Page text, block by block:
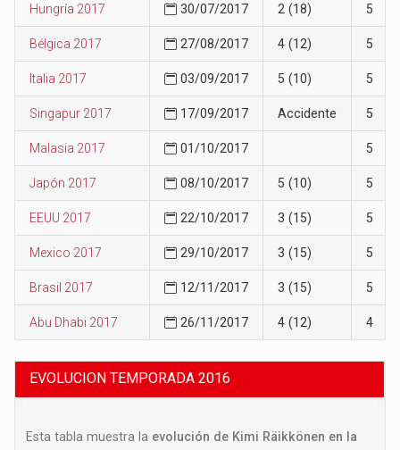
Hungría 2017 30/07/2017 2 (18) 5
Bélgica 2017 27/08/2017 4 (12) 5
Italia 2017 03/09/2017 5 (10) 5
Singapur 2017 17/09/2017 Accidente 5
Malasia 2017 01/10/2017 5
Japón 2017 08/10/2017 5 (10) 5
EEUU 2017 22/10/2017 3 (15) 5
Mexico 2017 29/10/2017 3 (15) 5
Brasil 2017 12/11/2017 3 (15) 5
Abu Dhabi 2017 26/11/2017 4 (12) 4
EVOLUCION TEMPORADA 2016
Esta tabla muestra la evolución de Kimi Räikkönen en la